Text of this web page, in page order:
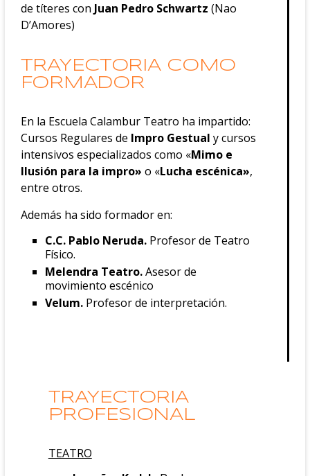
de títeres con Juan Pedro Schwartz (Nao
D’Amores)
TRAYECTORIA COMO
FORMADOR
En la Escuela Calambur Teatro ha impartido:
Cursos Regulares de Impro Gestual y cursos
intensivos especializados como «Mimo e
Ilusión para la impro» o «Lucha escénica»,
entre otros.
Además ha sido formador en:
C.C. Pablo Neruda.Profesor de Teatro
Físico.
Melendra Teatro.Asesor de
movimiento escénico
Velum.Profesor de interpretación.
TRAYECTORIA
PROFESIONAL
TEATRO